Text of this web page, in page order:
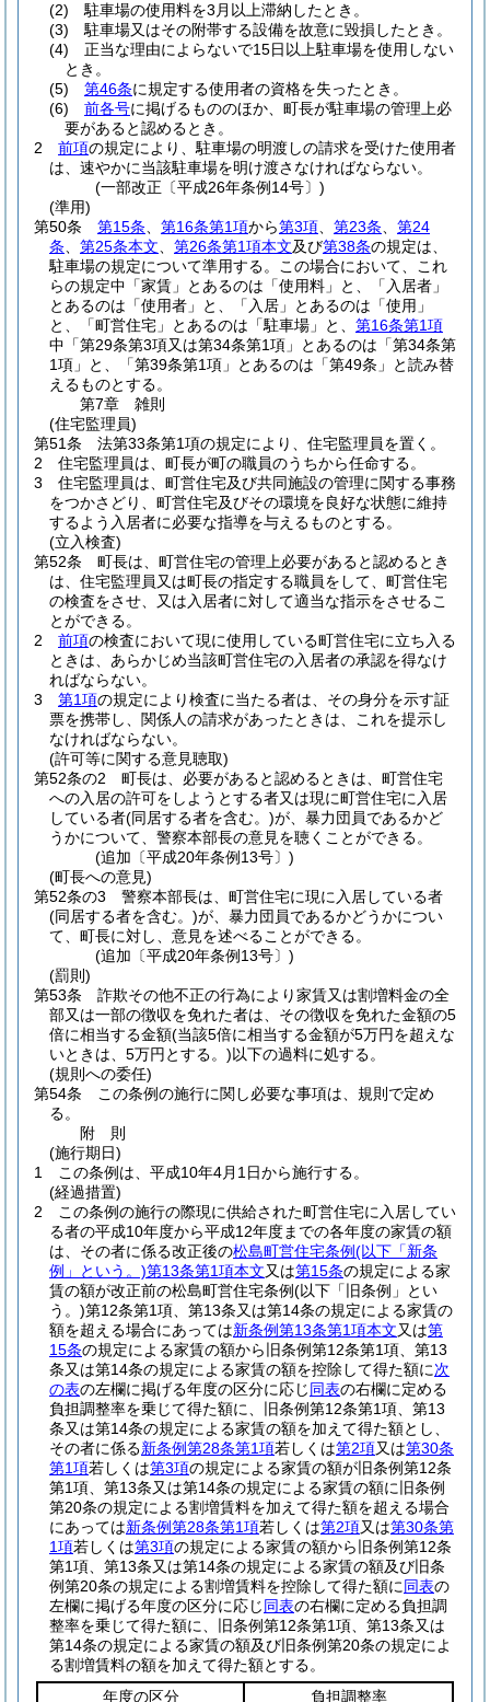
(2)
駐車場の使用料を3月以上滞納したとき。
(3)
駐車場又はその附帯する設備を故意に毀損したとき。
(4)
正当な理由によらないで15日以上駐車場を使用しない
とき。
(5)
第46条に規定する使用者の資格を失ったとき。
(6)
前各号に掲げるもののほか、町長が駐車場の管理上必
要があると認めるとき。
2
前項の規定により、駐車場の明渡しの請求を受けた使用者
は、速やかに当該駐車場を明け渡さなければならない。
(一部改正〔平成26年条例14号〕)
(準用)
第50条
第15条 第16条第1項から第3項 第23条
第24
条
第25条本文 第26条第1項本文及び第38条の規定は、
駐車場の規定について準用する。
この場合において、これ
らの規定中「家賃」とあるのは「使用料」と、「入居者」
とあるのは「使用者」と、「入居」とあるのは「使用」
と、「町営住宅」とあるのは「駐車場」と、 第16条第1項
中「第29条第3項又は第34条第1項」とあるのは「第34条第
1項」と、「第39条第1項」とあるのは「第49条」と読み替
えるものとする。
第7章
雑則
(住宅監理員)
第51条
法第33条第1項の規定により、住宅監理員を置く。
2
住宅監理員は、町長が町の職員のうちから任命する。
3
住宅監理員は、町営住宅及び共同施設の管理に関する事務
をつかさどり、町営住宅及びその環境を良好な状態に維持
するよう入居者に必要な指導を与えるものとする。
(立入検査)
第52条
町長は、町営住宅の管理上必要があると認めるとき
は、住宅監理員又は町長の指定する職員をして、町営住宅
の検査をさせ、又は入居者に対して適当な指示をさせるこ
とができる。
2
前項の検査において現に使用している町営住宅に立ち入る
ときは、あらかじめ当該町営住宅の入居者の承認を得なけ
ればならない。
3
第1項の規定により検査に当たる者は、その身分を示す証
票を携帯し、関係人の請求があったときは、これを提示し
なければならない。
(許可等に関する意見聴取)
第52条の2
町長は、必要があると認めるときは、町営住宅
への入居の許可をしようとする者又は現に町営住宅に入居
している者(同居する者を含む。)が、暴力団員であるかど
うかについて、警察本部長の意見を聴くことができる。
(追加〔平成20年条例13号〕)
(町長への意見)
第52条の3
警察本部長は、町営住宅に現に入居している者
(同居する者を含む。)が、暴力団員であるかどうかについ
て、町長に対し、意見を述べることができる。
(追加〔平成20年条例13号〕)
(罰則)
第53条
詐欺その他不正の行為により家賃又は割増料金の全
部又は一部の徴収を免れた者は、その徴収を免れた金額の5
倍に相当する金額(当該5倍に相当する金額が5万円を超えな
いときは、5万円とする。)以下の過料に処する。
(規則への委任)
第54条
この条例の施行に関し必要な事項は、規則で定め
る。
附 則
(施行期日)
1
この条例は、平成10年4月1日から施行する。
(経過措置)
2
この条例の施行の際現に供給された町営住宅に入居してい
る者の平成10年度から平成12年度までの各年度の家賃の額
は、その者に係る改正後の松島町営住宅条例(以下「新条
例」という。)第13条第1項本文又は第15条の規定による家
賃の額が改正前の松島町営住宅条例(以下「旧条例」とい
う。)第12条第1項、第13条又は第14条の規定による家賃の
額を超える場合にあっては新条例第13条第1項本文又は第
15条の規定による家賃の額から旧条例第12条第1項、第13
条又は第14条の規定による家賃の額を控除して得た額に次
の表の左欄に掲げる年度の区分に応じ同表の右欄に定める
負担調整率を乗じて得た額に、旧条例第12条第1項、第13
条又は第14条の規定による家賃の額を加えて得た額とし、
その者に係る新条例第28条第1項若しくは第2項又は第30条
第1項若しくは第3項の規定による家賃の額が旧条例第12条
第1項、第13条又は第14条の規定による家賃の額に旧条例
第20条の規定による割増賃料を加えて得た額を超える場合
にあっては新条例第28条第1項若しくは第2項又は第30条第
1項若しくは第3項の規定による家賃の額から旧条例第12条
第1項、第13条又は第14条の規定による家賃の額及び旧条
例第20条の規定による割増賃料を控除して得た額に同表の
左欄に掲げる年度の区分に応じ同表の右欄に定める負担調
整率を乗じて得た額に、旧条例第12条第1項、第13条又は
第14条の規定による家賃の額及び旧条例第20条の規定によ
る割増賃料の額を加えて得た額とする。
年度の区分
負担調整率